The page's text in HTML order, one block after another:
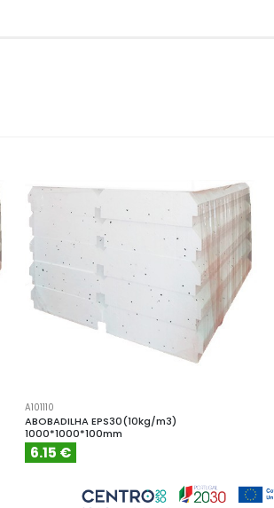
A101110
ABOBADILHA EPS30(10kg/m3)
1000*1000*100mm
6.15 €